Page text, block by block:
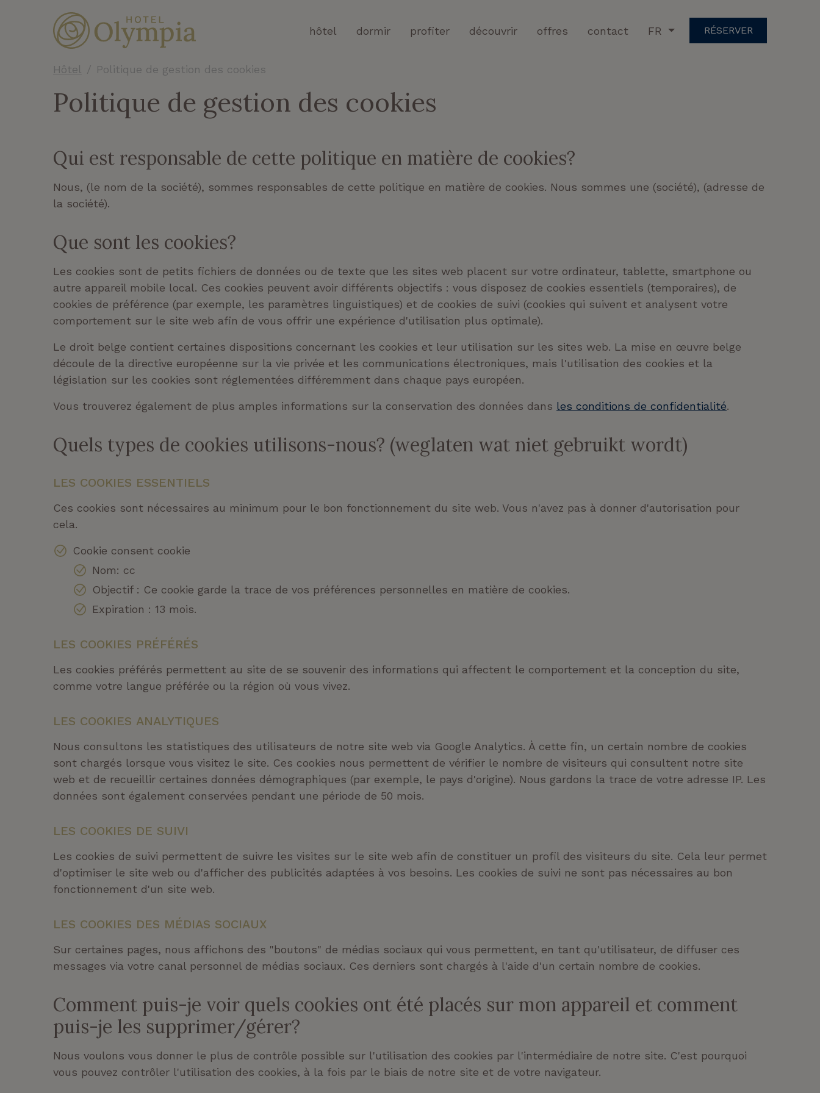
hôtel dormir profiter découvrir offres contact FR RÉSERVER
Hôtel Politique de gestion des cookies
Politique de gestion des cookies
Qui est responsable de cette politique en matière de cookies?
Nous, (le nom de la société), sommes responsables de cette politique en matière de cookies. Nous sommes une (société), (adresse de
la société).
Que sont les cookies?
Les cookies sont de petits fichiers de données ou de texte que les sites web placent sur votre ordinateur, tablette, smartphone ou
autre appareil mobile local. Ces cookies peuvent avoir différents objectifs : vous disposez de cookies essentiels (temporaires), de
cookies de préférence (par exemple, les paramètres linguistiques) et de cookies de suivi (cookies qui suivent et analysent votre
comportement sur le site web afin de vous offrir une expérience d'utilisation plus optimale).
Le droit belge contient certaines dispositions concernant les cookies et leur utilisation sur les sites web. La mise en œuvre belge
découle de la directive européenne sur la vie privée et les communications électroniques, mais l'utilisation des cookies et la
législation sur les cookies sont réglementées différemment dans chaque pays européen.
Vous trouverez également de plus amples informations sur la conservation des données dans les conditions de confidentialité.
Quels types de cookies utilisons-nous? (weglaten wat niet gebruikt wordt)
LES COOKIES ESSENTIELS
Ces cookies sont nécessaires au minimum pour le bon fonctionnement du site web. Vous n'avez pas à donner d'autorisation pour
cela.
Cookie consent cookie
Nom: cc
Objectif : Ce cookie garde la trace de vos préférences personnelles en matière de cookies.
Expiration : 13 mois.
LES COOKIES PRÉFÉRÉS
Les cookies préférés permettent au site de se souvenir des informations qui affectent le comportement et la conception du site,
comme votre langue préférée ou la région où vous vivez.
LES COOKIES ANALYTIQUES
Nous consultons les statistiques des utilisateurs de notre site web via Google Analytics. À cette fin, un certain nombre de cookies
sont chargés lorsque vous visitez le site. Ces cookies nous permettent de vérifier le nombre de visiteurs qui consultent notre site
web et de recueillir certaines données démographiques (par exemple, le pays d'origine). Nous gardons la trace de votre adresse IP. Les
données sont également conservées pendant une période de 50 mois.
LES COOKIES DE SUIVI
Les cookies de suivi permettent de suivre les visites sur le site web afin de constituer un profil des visiteurs du site. Cela leur permet
d'optimiser le site web ou d'afficher des publicités adaptées à vos besoins. Les cookies de suivi ne sont pas nécessaires au bon
fonctionnement d'un site web.
LES COOKIES DES MÉDIAS SOCIAUX
Sur certaines pages, nous affichons des "boutons" de médias sociaux qui vous permettent, en tant qu'utilisateur, de diffuser ces
messages via votre canal personnel de médias sociaux. Ces derniers sont chargés à l'aide d'un certain nombre de cookies.
Comment puis-je voir quels cookies ont été placés sur mon appareil et comment
puis-je les supprimer/gérer?
Nous voulons vous donner le plus de contrôle possible sur l'utilisation des cookies par l'intermédiaire de notre site. C'est pourquoi
vous pouvez contrôler l'utilisation des cookies, à la fois par le biais de notre site et de votre navigateur.